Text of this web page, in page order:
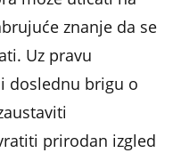
znanje da se
Uz pravu
doslednu brigu o
prirodan izgled